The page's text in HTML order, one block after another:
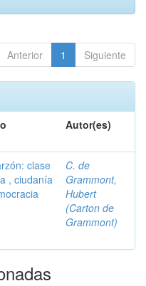
Anterior 1 Siguiente
Autor(es)
clase
, ciudanía
C. de
Grammont,
Hubert
(Carton de
Grammont)